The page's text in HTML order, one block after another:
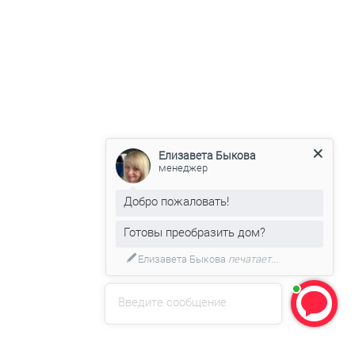
Введите сообщение
Елизавета Быкова
менеджер
Добро пожаловать!